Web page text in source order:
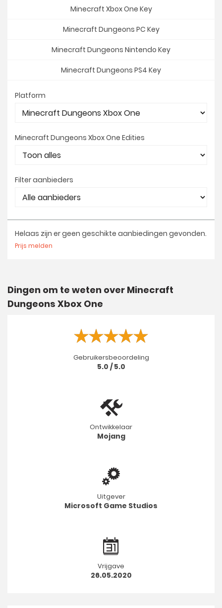
Minecraft Xbox One Key
Minecraft Dungeons PC Key
Minecraft Dungeons Nintendo Key
Minecraft Dungeons PS4 Key
Platform
Minecraft Dungeons Xbox One Edities
Filter aanbieders
Helaas zijn er geen geschikte aanbiedingen gevonden.
Prijs melden
Dingen om te weten over Minecraft
Dungeons Xbox One
Gebruikersbeoordeling
5.0 / 5.0
Ontwikkelaar
Mojang
Uitgever
Microsoft Game Studios
Vrijgave
26.05.2020